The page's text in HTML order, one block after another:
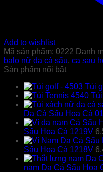
Add to wishlist
Mã sản phẩm: 0222 Danh
balo nữ da cá sấu, ca sau
Sản phẩm nổi bật
Túi
Da Cá Sấu Hoa Cà
Sấu Hoa Cà 1219V
Sấu Hoa Cà 1218V
nam Da Cá Sấu Hoa